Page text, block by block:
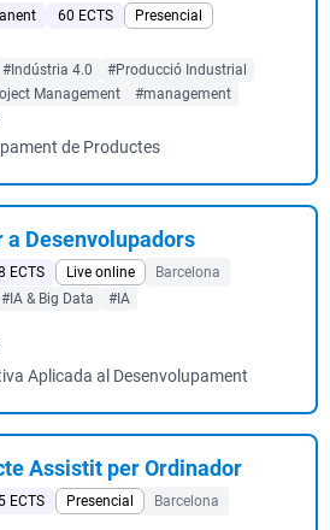
60 ECTS
Presencial
#Indústria 4.0
#Producció Industrial
Management #management
de Productes
a Desenvolupadors
ECTS Live online
Barcelona
#IA & Big Data
#IA
Aplicada al Desenvolupament
Assistit per Ordinador
ECTS Presencial
Barcelona